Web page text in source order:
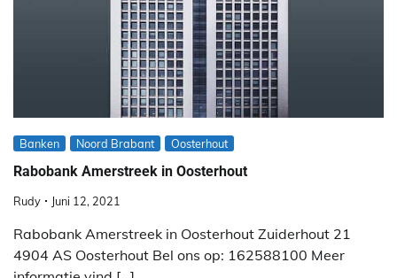
Banken Noord Brabant Oosterhout
Rabobank Amerstreek in Oosterhout
Rudy Juni 12, 2021
Rabobank Amerstreek in Oosterhout Zuiderhout 21
4904 AS Oosterhout Bel ons op: 162588100 Meer